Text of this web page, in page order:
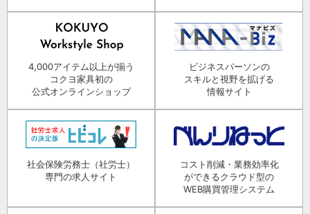
4,000アイテム以上が揃う
コクヨ家具初の
公式オンラインショップ
ビジネスパーソンの
スキルと視野を拡げる
情報サイト
社会保険労務士（社労士）
専門の求人サイト
コスト削減・業務効率化
ができるクラウド型の
WEB購買管理システム